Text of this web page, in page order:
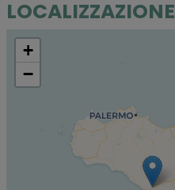
LOCALIZZAZIONE
+
−